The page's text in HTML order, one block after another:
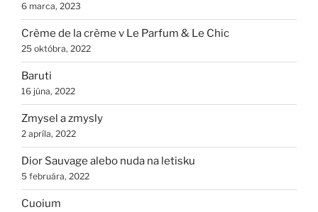
6 marca, 2023
Crème de la crème v Le Parfum & Le Chic
25 októbra, 2022
Baruti
16 júna, 2022
Zmysel a zmysly
2 apríla, 2022
Dior Sauvage alebo nuda na letisku
5 februára, 2022
Cuoium